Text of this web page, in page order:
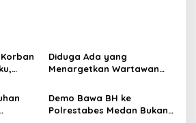
Diduga Ada yang
Menargetkan Wartawan
Tersangka dan Dpo Karena
Membantu Polisi
Demo Bawa BH ke
Polrestabes Medan Bukan